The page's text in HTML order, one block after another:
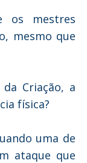
os mestres
mesmo que
Criação, a
física?
uma de
ataque que